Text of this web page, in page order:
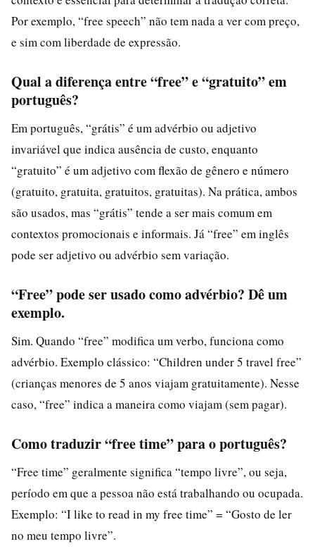
Por exemplo, “free speech” não tem nada a ver com preço,
e sim com liberdade de expressão.
Qual a diferença entre “free” e “gratuito” em
português?
Em português, “grátis” é um advérbio ou adjetivo
invariável que indica ausência de custo, enquanto
“gratuito” é um adjetivo com flexão de gênero e número
(gratuito, gratuita, gratuitos, gratuitas). Na prática, ambos
são usados, mas “grátis” tende a ser mais comum em
contextos promocionais e informais. Já “free” em inglês
pode ser adjetivo ou advérbio sem variação.
“Free” pode ser usado como advérbio? Dê um
exemplo.
Sim. Quando “free” modifica um verbo, funciona como
advérbio. Exemplo clássico: “Children under 5 travel free”
(crianças menores de 5 anos viajam gratuitamente). Nesse
caso, “free” indica a maneira como viajam (sem pagar).
Como traduzir “free time” para o português?
“Free time” geralmente significa “tempo livre”, ou seja,
período em que a pessoa não está trabalhando ou ocupada.
Exemplo: “I like to read in my free time” = “Gosto de ler
no meu tempo livre”.